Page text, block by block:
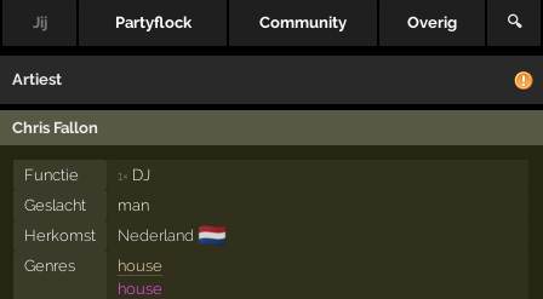
Jij Partyflock Community Overig 🔍
Artiest
Chris Fallon
Functie 1× DJ
Geslacht
man
Herkomst
Nederland 🇳🇱
Genres
house
house